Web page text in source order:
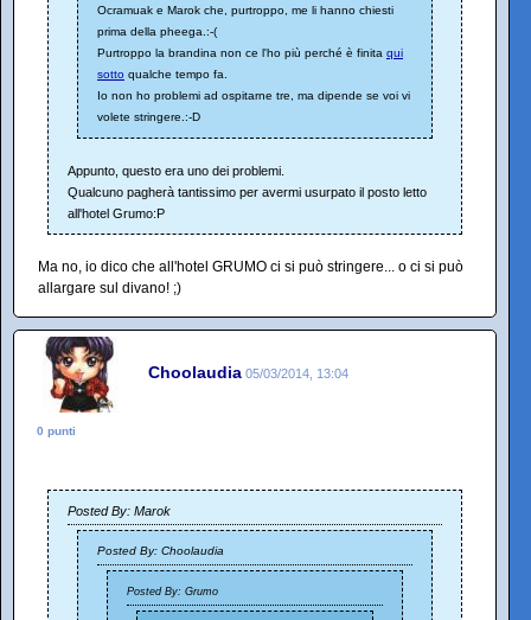
Ocramuak e Marok che, purtroppo, me li hanno chiesti
prima della pheega.:-(
Purtroppo la brandina non ce l'ho più perché è finita qui
sotto qualche tempo fa.
Io non ho problemi ad ospitarne tre, ma dipende se voi vi
volete stringere.:-D
Appunto, questo era uno dei problemi.
Qualcuno pagherà tantissimo per avermi usurpato il posto letto
all'hotel Grumo:P
Ma no, io dico che all'hotel GRUMO ci si può stringere... o ci si può
allargare sul divano! ;)
Choolaudia 05/03/2014, 13:04
0 punti
Posted By: Marok
Posted By: Choolaudia
Posted By: Grumo